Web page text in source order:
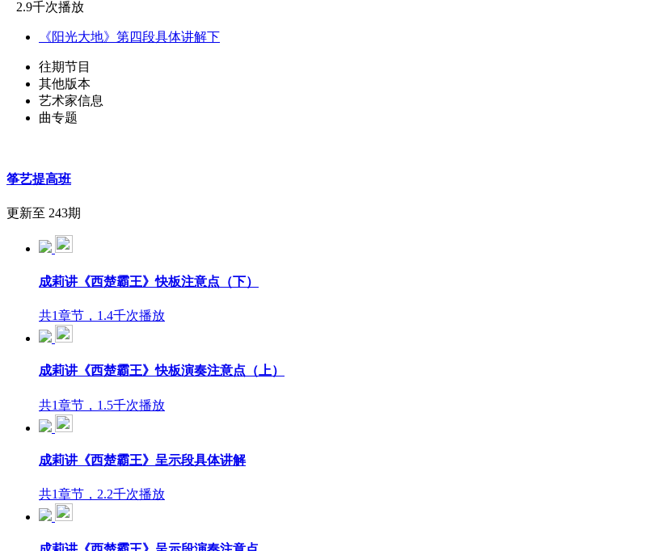
2.9千次播放
《阳光大地》第四段具体讲解下
往期节目
其他版本
艺术家信息
曲专题
筝艺提高班
更新至 243期
成莉讲《西楚霸王》快板注意点（下）
共1章节，1.4千次播放
成莉讲《西楚霸王》快板演奏注意点（上）
共1章节，1.5千次播放
成莉讲《西楚霸王》呈示段具体讲解
共1章节，2.2千次播放